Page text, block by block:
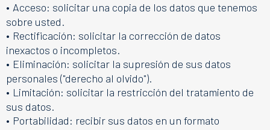
• Acceso: solicitar una copia de los datos que tenemos
sobre usted.
• Rectificación: solicitar la corrección de datos
inexactos o incompletos.
• Eliminación: solicitar la supresión de sus datos
personales ("derecho al olvido").
• Limitación: solicitar la restricción del tratamiento de
sus datos.
• Portabilidad: recibir sus datos en un formato